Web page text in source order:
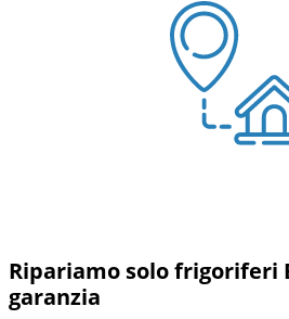
Ripariamo solo frigoriferi
garanzia